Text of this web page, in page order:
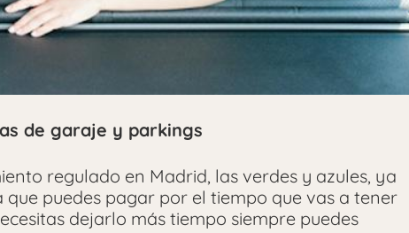
de garaje y parkings
regulado en Madrid, las verdes y azules, ya
puedes pagar por el tiempo que vas a tener
dejarlo más tiempo siempre puedes